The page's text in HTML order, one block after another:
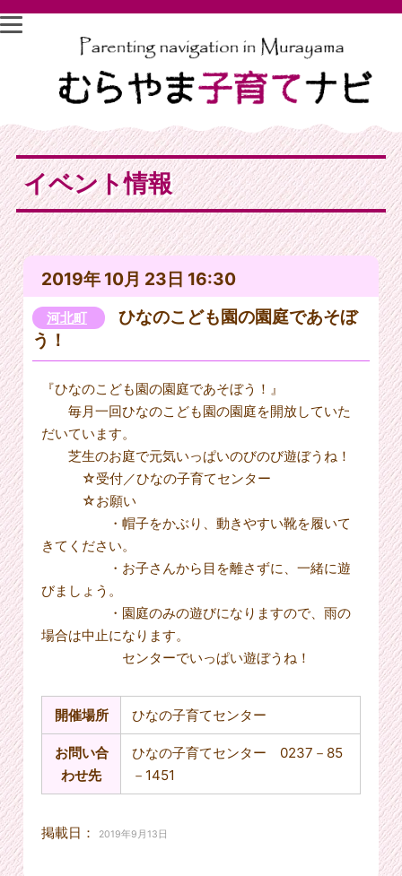
イベント情報
2019年 10月 23日 16:30
河北町
ひなのこども園の園庭であそぼ
う！
『ひなのこども園の園庭であそぼう！』
毎月一回ひなのこども園の園庭を開放していた
だいています。
芝生のお庭で元気いっぱいのびのび遊ぼうね！
☆受付／ひなの子育てセンター
☆お願い
・帽子をかぶり、動きやすい靴を履いて
きてください。
・お子さんから目を離さずに、一緒に遊
びましょう。
・園庭のみの遊びになりますので、雨の
場合は中止になります。
センターでいっぱい遊ぼうね！
開催場所 ひなの子育てセンター
お問い合
わせ先
ひなの子育てセンター 0237－85
－1451
掲載日： 2019年9月13日